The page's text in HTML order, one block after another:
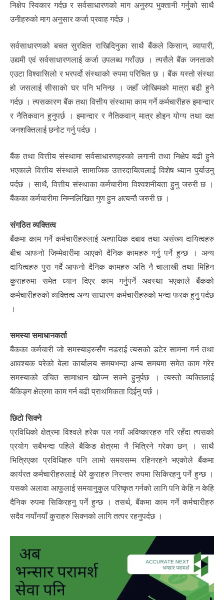
निक्षेप स्विकार गर्दछ र सर्वसाधारणको माग अनुरुप भुक्तानी गर्नुको साथै
उनीहरुको माग अनुसार कर्जा प्रवाह गर्दछ ।
सर्वसाधारणको बचत सुरक्षित राखिदिनुका साथै बैंकले किसान, व्यापारी,
उद्यमी एवं सर्वसाधारणलाई कर्जा उपलब्ध गराँउछ । त्यसैले बैंक जनताको
एउटा विश्वासिलो र भरपर्दो संस्थाको रुपमा परिचित छ । बैंक यस्तो संस्था
हो जसलाई सीसाको घर पनि भनिन्छ । जहाँ जोखिमको मात्रा बढी हुने
गर्दछ । त्यसकारण बैंक तथा वित्तीय संस्थामा काम गर्ने कर्मचारीहरु इमान्दार
र नैतिकवान हुनुपर्छ । इमान्दार र नैतिकवान् मात्र होइन योग्य तथा दक्ष
जनशक्तिलाई छनोट गर्नु पर्दछ ।
बैंक तथा वित्तीय संस्थामा सर्वसाधारणहरुको लगानी तथा निक्षेप बढी हुने
भएकाले वित्तीय संस्थाले सामाजिक उत्तरदायित्वलाई विशेष ध्यान पुर्याउनु
पर्दछ । साथै, वित्तीय संस्थाका कर्मचारीमा विश्वशनीयता हुनु जरुरी छ ।
बैंकका कर्मचारीमा निम्नलिखित गुण हुन अत्यन्तै जरुरी छ ।
संगठित व्यक्तित्व
बैंकमा काम गर्ने कर्मचारीहरुलाई अत्याधिक दबाव तथा असंख्य दायित्वहरु
बीच आफनो जिम्मेवारीमा आएको दैनिक कामहरु गर्नु पर्ने हुन्छ । अन्य
दायित्वहरु पुरा गर्दै आफनो दैनिक कामहरु अति नै चालाखी तथा मिहिन
कुराहरुमा समेत ध्यान दिएर काम गर्नुपर्ने अवस्था भएकाले बैंकको
कर्मचारीहरुको व्यक्तित्व अन्य साधारण कर्मचारीहरुको भन्दा फरक हुनु पर्दछ
।
समस्या समाधानकर्ता
बैंकका कर्मचारी जो समस्याहरुसँग नडराई त्यसको डटेर सामना गर्न तथा
आवश्यक परेको बेला कार्यालय समयभन्दा अन्य समयमा समेत काम गरेर
समस्याको उचित सामाधान खोज्न सक्ने हुनुर्पछ । त्यस्तो व्यक्तिलाई
बैकिङ्ग क्षेत्रमा काम गर्न बढी प्राथमिकता दिईनु पर्छ ।
छिटो सिक्ने
प्रविधिको क्षेत्रमा विश्वले हरेक पल नयाँ अविष्कारहरु गरि रहँदा त्यसको
प्रयोग सबैभन्दा पहिले बैकिङ क्षेत्रमा नै भित्रिने गरेका छन् । साथै
भित्रिएका प्रविधिहरु पनि लामो समयसम्म रहिनरहने भएकोले बैंकमा
कार्यरत कर्मचारीहरुलाई धेरै कुराहरु निरन्तर रुपमा सिकिरहनु पर्ने हुन्छ ।
यसको अलावा आफुलाई समयानुकुल परिष्कृत गर्नको लागि पनि केहि न केहि
दैनिक रुपमा सिकिरहनु पर्ने हुन्छ । तसर्थ, बैंकमा काम गर्ने कर्मचारीहरु
सदैव नयाँनयाँ कुराहरु सिक्नको लागि तत्पर रहनुपर्दछ ।